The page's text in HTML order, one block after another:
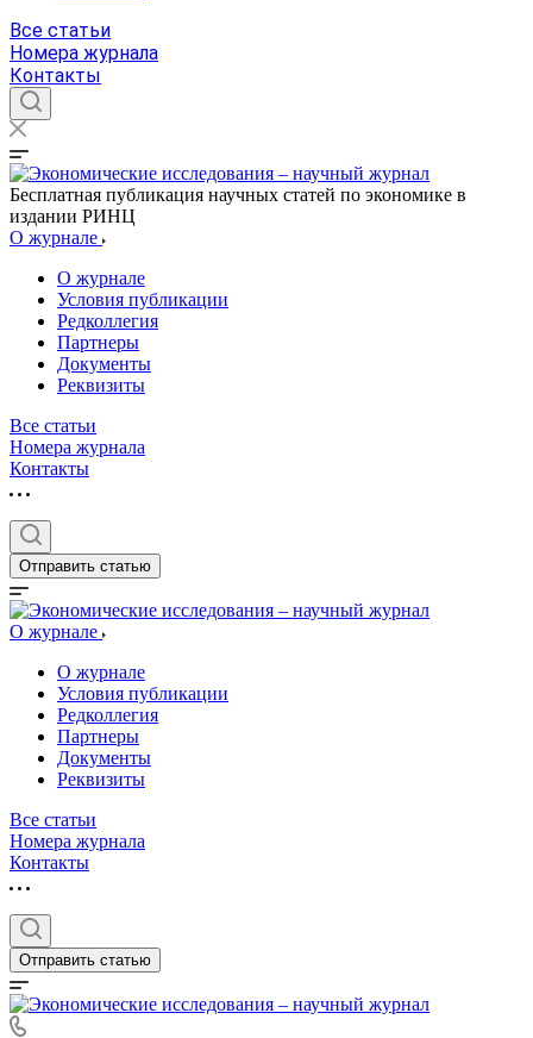
Все статьи
Номера журнала
Контакты
Бесплатная публикация научных статей по экономике в
издании РИНЦ
О журнале
О журнале
Условия публикации
Редколлегия
Партнеры
Документы
Реквизиты
Все статьи
Номера журнала
Контакты
Отправить статью
О журнале
О журнале
Условия публикации
Редколлегия
Партнеры
Документы
Реквизиты
Все статьи
Номера журнала
Контакты
Отправить статью